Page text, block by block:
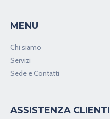
MENU
Chi siamo
Servizi
Sede e Contatti
ASSISTENZA CLIENTI